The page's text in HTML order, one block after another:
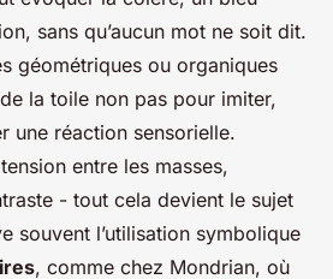
sans qu’aucun mot ne soit dit.
géométriques ou organiques
la toile non pas pour imiter,
une réaction sensorielle.
entre les masses,
- tout cela devient le sujet
souvent l’utilisation symbolique
, comme chez Mondrian, où